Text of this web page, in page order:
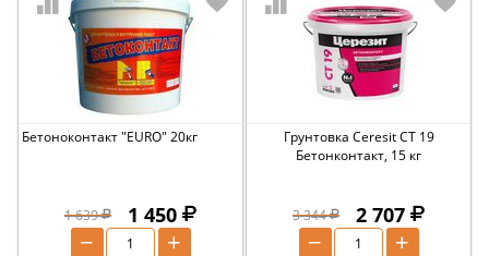
Бетоноконтакт "EURO" 20кг
1 639 1 450
+
−
Грунтовка Ceresit CT 19
Бетонконтакт, 15 кг
3 344 2 707
+
−